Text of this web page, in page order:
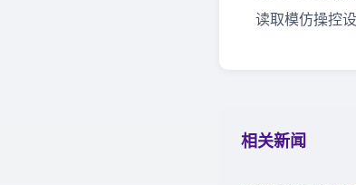
读取模仿操控设
相关新闻